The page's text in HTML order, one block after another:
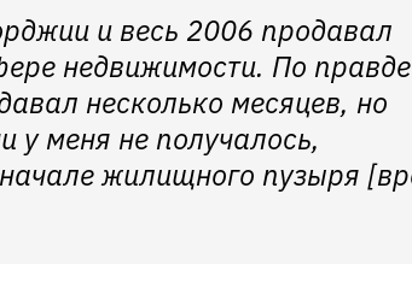
и весь 2006 продавал
недвижимости. По правде
несколько месяцев, но
у меня не получалось,
жилищного пузыря